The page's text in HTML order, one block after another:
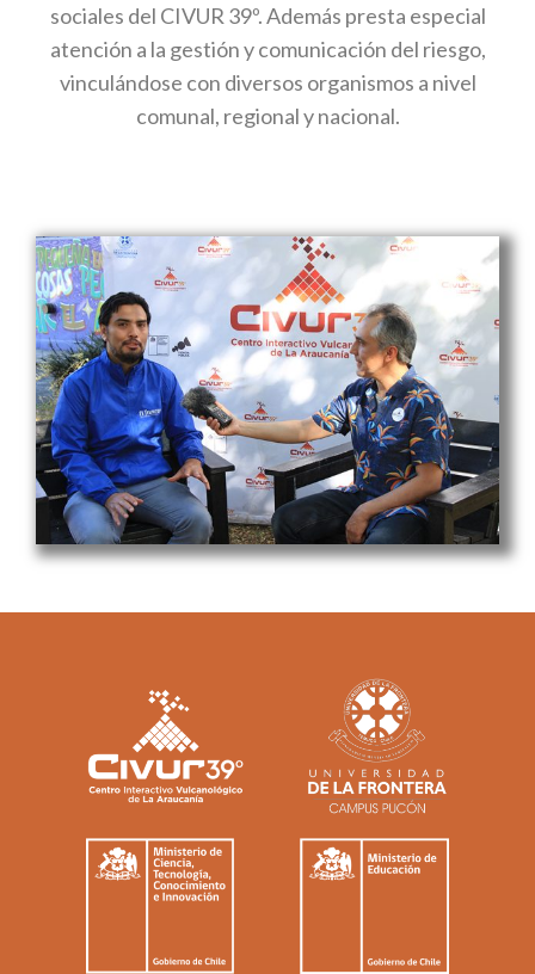
sociales del CIVUR 39º. Además presta especial
atención a la gestión y comunicación del riesgo,
vinculándose con diversos organismos a nivel
comunal, regional y nacional.